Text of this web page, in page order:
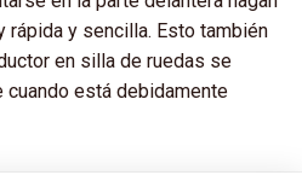
rápida y sencilla. Esto también
en silla de ruedas se
está debidamente